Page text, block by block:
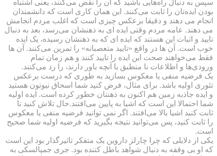
سپس به دنبال راه‌هایی باشید که آن را نقض می‌کنند، یعنی اشتباه
بودن ایده‌تان را ثابت می‌کنند. این همان کاری است که دانشمندان
انجام می دهند و دقیقا برعکس چیزی است که اغلب مردم انجامش
می دهند. عامه مردم وقتی ایده ای به ذهنشان می‌رسد، بعد به دنبال
تایید و اثبات این هستند که ایده ای که به ذهنشان رسیده، یک ایده
خوب است. آن ها در واقع «تایید متعصبانه» را تمرین می‌کنند. آن ها
فقط می‌خواهند صحت این ایده را تایید کنند و هم زمان تمام
ورودی‌ها و اطلاعات نا منطبق با آنچه باور دارند، را رد می‌کنند.
یک فرضیه منفی یا معکوس بسازید به طوری که درست برعکس
تئوری اولیه باشد. برای مثال، فرض کنید شما اسحاق نیوتون هستید
و ایده جاذبه زمین هم اکنون به ذهنتان خطور کرده است. ایده اولیه
شما احتمالا این است که اشیا به پایین می‌افتند.حال تلاش کنید تا
ثابت کنید اشیا بالا می‌افتند. اگر نمی توانید فرضیه منفی یا معکوس
را ثابت کنید، پس می‌توانید نتیجه بگیرید که فرضیه اولیه شما صحیح
است.
یکی از دلایلی که چرا چارلز داروین یک متفکر تاثیرگذار بود این است
که او بی وقفه به دنبال شواهد باطل کننده بود. جری جمپالسکی به